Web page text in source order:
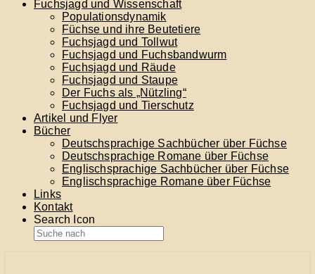
Fuchsjagd und Wissenschaft
Populationsdynamik
Füchse und ihre Beutetiere
Fuchsjagd und Tollwut
Fuchsjagd und Fuchsbandwurm
Fuchsjagd und Räude
Fuchsjagd und Staupe
Der Fuchs als „Nützling“
Fuchsjagd und Tierschutz
Artikel und Flyer
Bücher
Deutschsprachige Sachbücher über Füchse
Deutschsprachige Romane über Füchse
Englischsprachige Sachbücher über Füchse
Englischsprachige Romane über Füchse
Links
Kontakt
Search Icon